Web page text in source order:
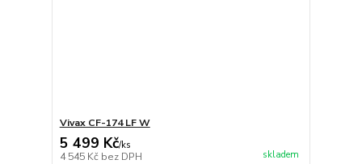
Vivax CF-174 LF W
5 499 Kč/ks
4 545 Kč bez DPH skladem